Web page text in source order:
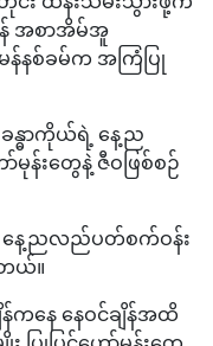
န် အစာအိမ်အူ
န်နစ်ခမ်က အကြံပြု
ခန္ဓာကိုယ်ရဲ့ နေ့ည
န်းတွေနဲ့ ဇီဝဖြစ်စဉ်
နေ့ညလည်ပတ်စက်ဝန်း
ယ်။
ကနေ နေဝင်ချိန်အထိ